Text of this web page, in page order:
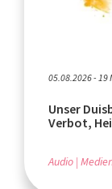
05.08.2026 - 19
Unser
Verbot,
Audio